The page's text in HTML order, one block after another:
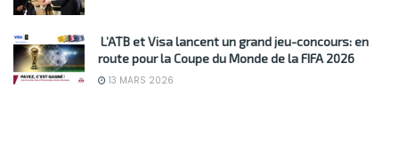
L’ATB et Visa lancent un grand jeu-concours: en
route pour la Coupe du Monde de la FIFA 2026
13 MARS 2026